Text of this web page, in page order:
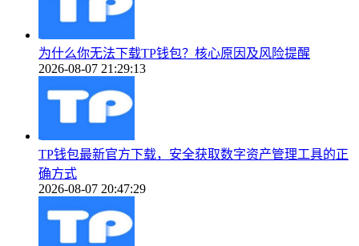
为什么你无法下载TP钱包？核心原因及风险提醒
2026-08-07 21:29:13
TP钱包最新官方下载，安全获取数字资产管理工具的正
确方式
2026-08-07 20:47:29